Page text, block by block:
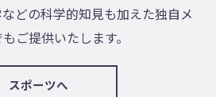
どの科学的知見も加えた独自メ
ご提供いたします。
スポーツへ